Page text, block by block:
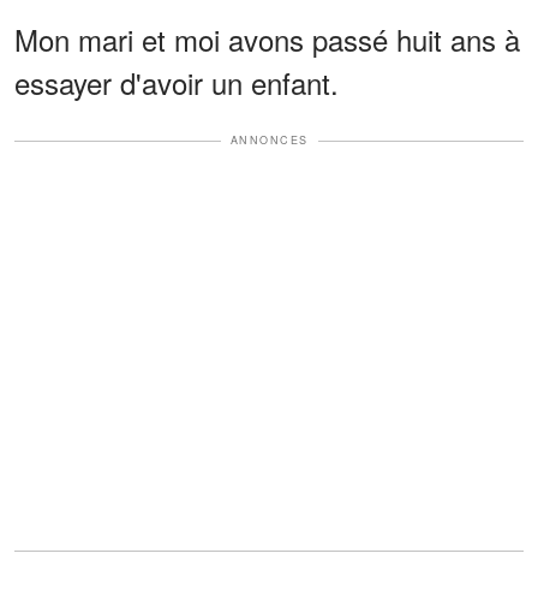
Mon mari et moi avons passé huit ans à
essayer d'avoir un enfant.
ANNONCES